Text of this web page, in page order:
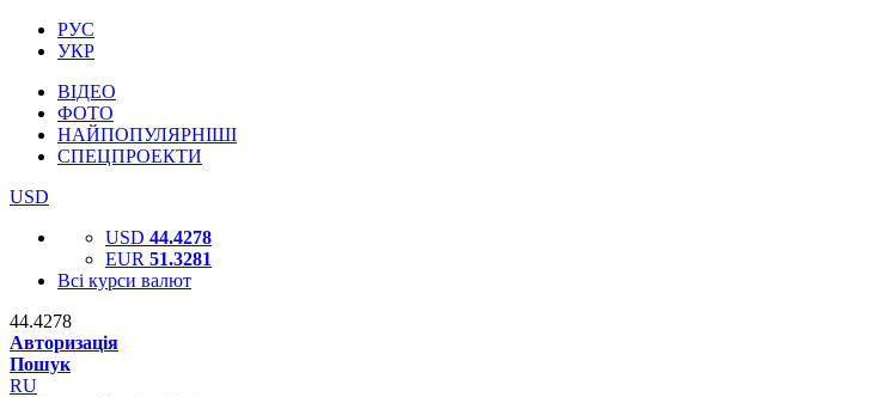
РУС
УКР
ВІДЕО
ФОТО
НАЙПОПУЛЯРНІШІ
СПЕЦПРОЕКТИ
USD
USD 44.4278
EUR 51.3281
Всі курси валют
44.4278
Авторизація
Пошук
RU